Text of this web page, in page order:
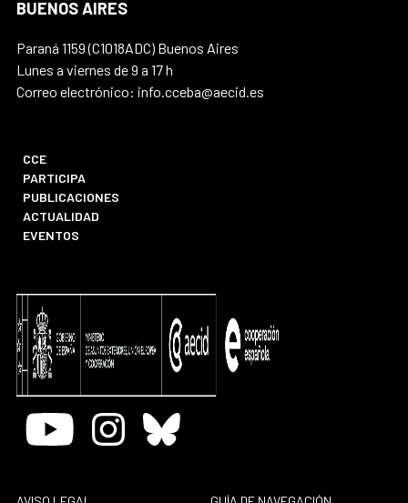
BUENOS AIRES
Paraná 1159 (C1018ADC) Buenos Aires
Lunes a viernes de 9 a 17 h
Correo electrónico: info.cceba@aecid.es
CCE
PARTICIPA
PUBLICACIONES
ACTUALIDAD
EVENTOS
Youtube InstagramBluesky